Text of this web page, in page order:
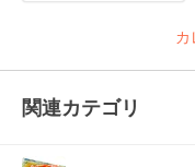
カ
関連カテゴリ